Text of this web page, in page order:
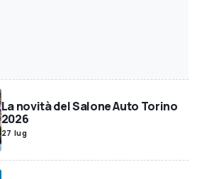
La novità del Salone Auto Torino
2026
27 lug